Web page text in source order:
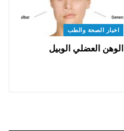
اخبار الصحة والطب
الوهن العضلي الوبيل